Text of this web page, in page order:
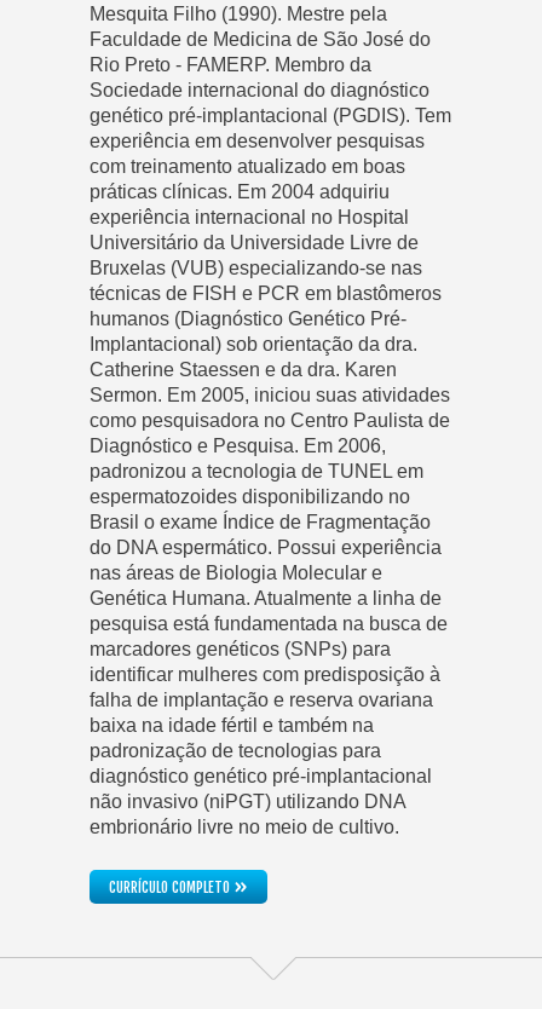
Mesquita Filho (1990). Mestre pela
Faculdade de Medicina de São José do
Rio Preto - FAMERP. Membro da
Sociedade internacional do diagnóstico
genético pré-implantacional (PGDIS). Tem
experiência em desenvolver pesquisas
com treinamento atualizado em boas
práticas clínicas. Em 2004 adquiriu
experiência internacional no Hospital
Universitário da Universidade Livre de
Bruxelas (VUB) especializando-se nas
técnicas de FISH e PCR em blastômeros
humanos (Diagnóstico Genético Pré-
Implantacional) sob orientação da dra.
Catherine Staessen e da dra. Karen
Sermon. Em 2005, iniciou suas atividades
como pesquisadora no Centro Paulista de
Diagnóstico e Pesquisa. Em 2006,
padronizou a tecnologia de TUNEL em
espermatozoides disponibilizando no
Brasil o exame Índice de Fragmentação
do DNA espermático. Possui experiência
nas áreas de Biologia Molecular e
Genética Humana. Atualmente a linha de
pesquisa está fundamentada na busca de
marcadores genéticos (SNPs) para
identificar mulheres com predisposição à
falha de implantação e reserva ovariana
baixa na idade fértil e também na
padronização de tecnologias para
diagnóstico genético pré-implantacional
não invasivo (niPGT) utilizando DNA
embrionário livre no meio de cultivo.
CURRÍCULO COMPLETO»